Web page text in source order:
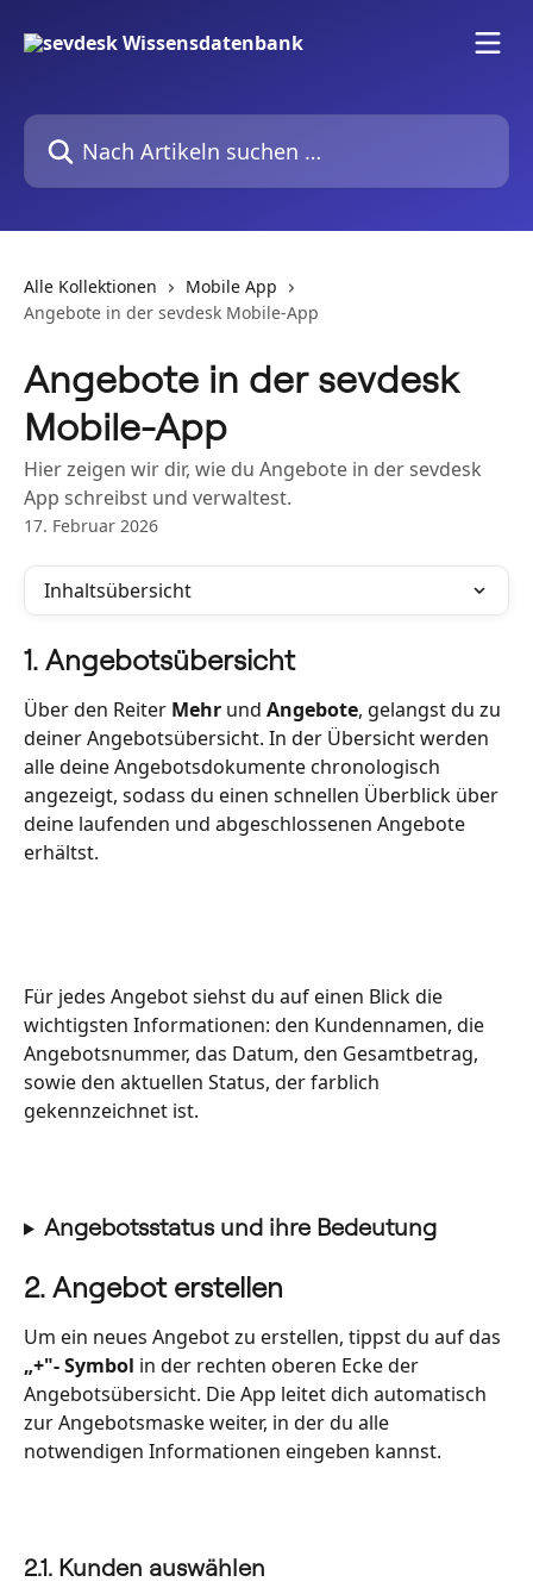
Nach Artikeln suchen …
Alle Kollektionen
Mobile App
Angebote in der sevdesk Mobile-App
Angebote in der sevdesk
Mobile-App
Hier zeigen wir dir, wie du Angebote in der sevdesk
App schreibst und verwaltest.
17. Februar 2026
Inhaltsübersicht
1. Angebotsübersicht
Über den Reiter Mehr und Angebote, gelangst du zu
deiner Angebotsübersicht. In der Übersicht werden
alle deine Angebotsdokumente chronologisch
angezeigt, sodass du einen schnellen Überblick über
deine laufenden und abgeschlossenen Angebote
erhältst.
Für jedes Angebot siehst du auf einen Blick die
wichtigsten Informationen: den Kundennamen, die
Angebotsnummer, das Datum, den Gesamtbetrag,
sowie den aktuellen Status, der farblich
gekennzeichnet ist.
Angebotsstatus und ihre Bedeutung
2. Angebot erstellen
Um ein neues Angebot zu erstellen, tippst du auf das
„+"- Symbol in der rechten oberen Ecke der
Angebotsübersicht. Die App leitet dich automatisch
zur Angebotsmaske weiter, in der du alle
notwendigen Informationen eingeben kannst.
2.1. Kunden auswählen